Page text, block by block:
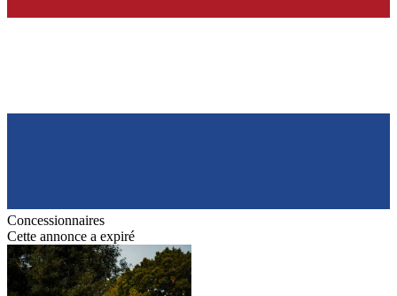
Concessionnaires
Cette annonce a expiré